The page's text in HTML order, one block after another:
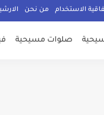
الاستخدام من نحن
صلوات مسيحية